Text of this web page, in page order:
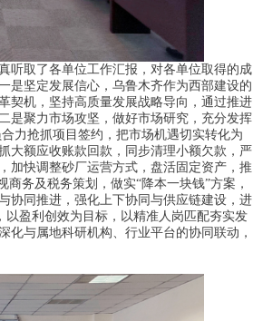
取了各单位工作汇报，对各单位取得的成
是坚定发展信心 ，乌鲁木齐作为西部建设的
契机，坚持高质量发展战略导向，通过推进
二是聚力市场攻坚 ，做好市场研究，充分发挥
力抢抓项目签约，把市场机遇切实转化为
大额应收账款回款，同步清理小额欠款，严
，加快调整砂厂运营方式，盘活固定资产，推
务及税务策划，做实“降本一块钱”方案，
协同推进 ，强化上下协同与供应链建设，进
以盈利创效为目标，以精准人岗匹配夯实发
化与属地科研机构、行业平台的协同联动，